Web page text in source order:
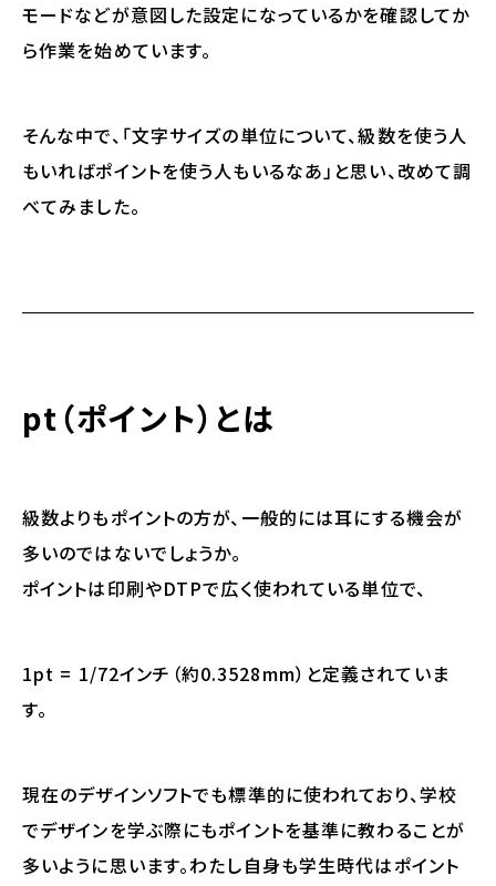
モードなどが意図した設定になっているかを確認してか
ら作業を始めています。
そんな中で、「文字サイズの単位について、級数を使う人
もいればポイントを使う人もいるなあ」と思い、改めて調
べてみました。
pt（ポイント）とは
級数よりもポイントの方が、一般的には耳にする機会が
多いのではないでしょうか。
ポイントは印刷やDTPで広く使われている単位で、
1pt = 1/72インチ（約0.3528mm）と定義されていま
す。
現在のデザインソフトでも標準的に使われており、学校
でデザインを学ぶ際にもポイントを基準に教わることが
多いように思います。わたし自身も学生時代はポイント